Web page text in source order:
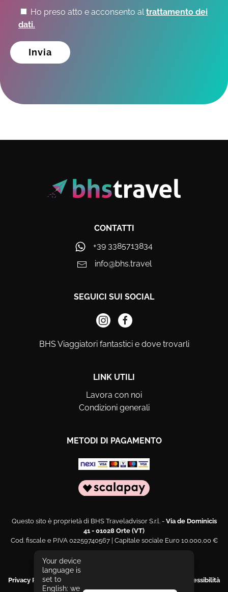
Ho preso atto e acconsento altrattamento dei
dati.
CONTATTI
+39 3385713834
info@bhs.travel
SEGUICI SUI SOCIAL
BHS Viaggiatori fantastici e dove trovarli
LINK UTILI
Lavora con noi
Condizioni generali
METODI DI PAGAMENTO
Questo sito è proprietà di BHS Traveladvisor S.r.l. - Via de Dominicis
41 - 01028 Orte (VT)
Cod. fiscale e P.IVA 02259740567 | Capitale sociale Euro 10.000,00 €
Web engineering and design by
Privacy Policy|Cookies Policy
Segnala un problema di accessibilità
|Dichiarazione di accessibilità
Your device
language is
set to
English: we